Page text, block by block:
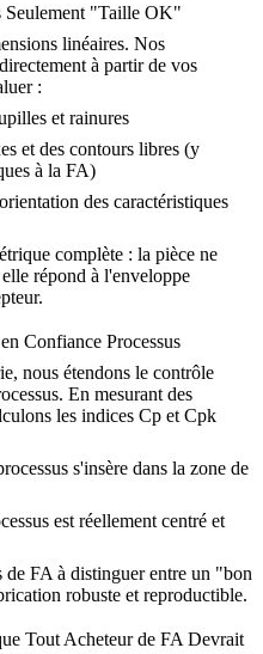
"Taille OK"
linéaires. Nos
à partir de vos
:
et rainures
et des contours libres (y
à la FA)
des caractéristiques
complète : la pièce ne
répond à l'enveloppe
Confiance Processus
nous étendons le contrôle
En mesurant des
les indices Cp et Cpk
s'insère dans la zone de
est réellement centré et
de FA à distinguer entre un "bon
robuste et reproductible.
Tout Acheteur de FA Devrait